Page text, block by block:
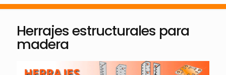
Herrajes estructurales para
madera